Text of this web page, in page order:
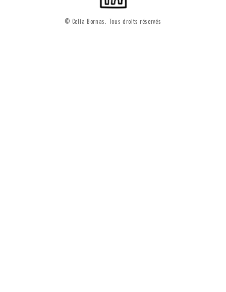
© Celia Bornas. Tous droits réservés